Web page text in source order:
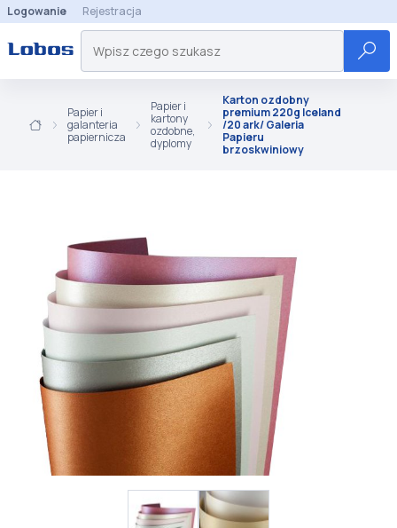
Logowanie Rejestracja
Papier i
galanteria
papiernicza
Papier i
kartony
ozdobne,
dyplomy
Karton ozdobny
premium 220g Iceland
/20 ark/ Galeria
Papieru
brzoskwiniowy